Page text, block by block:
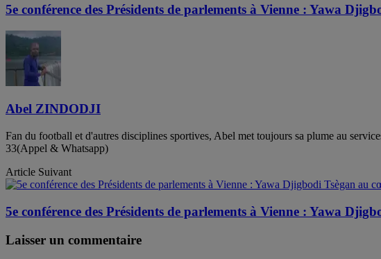
5e conférence des Présidents de parlements à Vienne : Yawa
Abel ZINDODJI
Fan du football et d'autres disciplines sportives, Abel met toujours sa plume au
33(Appel & Whatsapp)
Article Suivant
5e conférence des Présidents de parlements à Vienne : Yawa
Laisser un commentaire